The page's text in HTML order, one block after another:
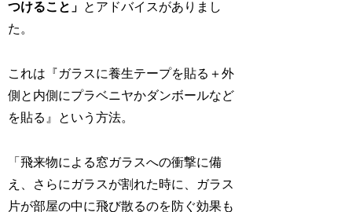
つけること」 とアドバイスがありまし
た。
これは『ガラスに養生テープを貼る＋外
側と内側にプラベニヤかダンボールなど
を貼る』という方法。
「飛来物による窓ガラスへの衝撃に備
え、さらにガラスが割れた時に、ガラス
片が部屋の中に飛び散るのを防ぐ効果も